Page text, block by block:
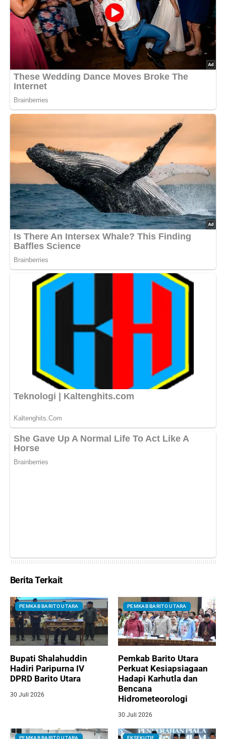
Berita Terkait
PEMKAB BARITO UTARA
Bupati Shalahuddin
Hadiri Paripurna IV
DPRD Barito Utara
30 Juli 2026
PEMKAB BARITO UTARA
Pemkab Barito Utara
Perkuat Kesiapsiagaan
Hadapi Karhutla dan
Bencana
Hidrometeorologi
30 Juli 2026
PEMKAB BARITO UTARA
EKSEKUTIF